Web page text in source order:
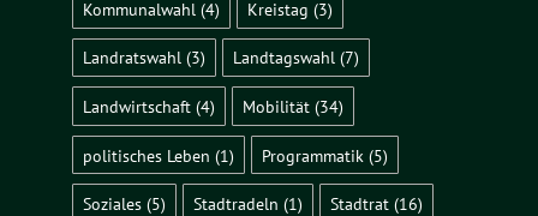
Kommunalwahl (4) Kreistag (3)
Landratswahl (3) Landtagswahl(7)
Landwirtschaft (4) Mobilität(34)
politisches Leben (1) Programmatik (5)
Soziales (5) Stadtradeln (1) Stadtrat(16)